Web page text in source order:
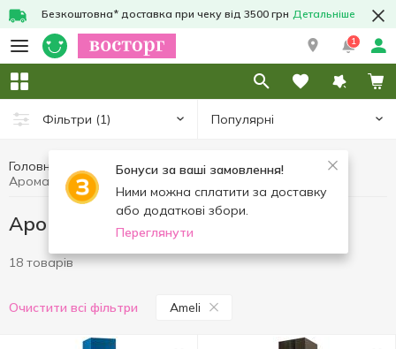
Безкоштовна* доставка при чеку від 3500 грн Детальніше
1
Фільтри (1) Популярні
Бонуси за ваші замовлення!
Ними можна сплатити за доставку
або додаткові збори.
Переглянути
Головна Інтер'єр та текстиль
Aроматерапія
Aроматерапія Ameli
Aроматерапія Ameli
18 товарів
Очистити всі фільтри Ameli